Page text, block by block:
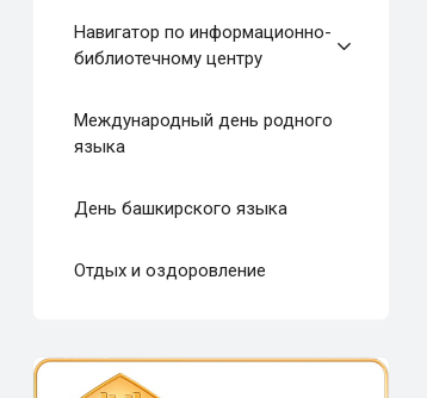
Навигатор по информационно-
библиотечному центру
Международный день родного
языка
День башкирского языка
Отдых и оздоровление